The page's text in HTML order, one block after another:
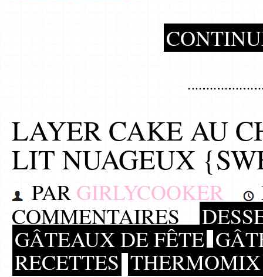
LAYER CAKE AU
LIT NUAGEUX
PAR GIRLYCOOKER
COMMENTAIRES
GÂTEAUX DE FÊTE
RECETTES THERMOMIX